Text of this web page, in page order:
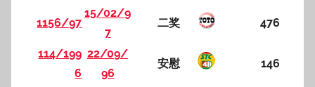
1156/97
15/02/9
7
二奖 476
114/199
6
22/09/
96
安慰 146